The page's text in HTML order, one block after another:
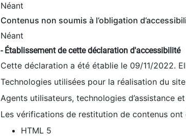
Néant
Contenus non soumis à l’obligation
Néant
- Établissement de cette déclaration d'accessibilité
Cette déclaration a été établie le 09/11/2022.
Technologies utilisées pour la réalisation du
Agents utilisateurs, technologies d’assistance
Les vérifications de restitution de contenus
HTML 5